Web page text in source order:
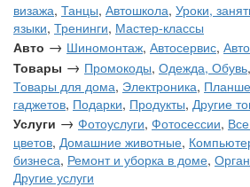
визажа, Танцы, Автошкола, Уроки,
языки, Тренинги, Мастер-классы
Авто → Шиномонтаж, Автосервис,
Товары → Промокоды, Одежда, Обувь,
Товары для дома, Электроника,
гаджетов, Подарки, Продукты, Другие
Услуги → Фотоуслуги, Фотосессии,
цветов, Домашние животные,
бизнеса, Ремонт и уборка в доме,
Другие услуги